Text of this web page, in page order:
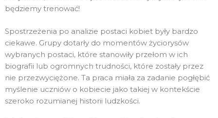
będziemy trenować!
Spostrzeżenia po analizie postaci kobiet były bardzo
ciekawe. Grupy dotarły do momentów życiorysów
wybranych postaci, które stanowiły przełom w ich
biografii lub ogromnych trudności, które zostały przez
nie przezwyciężone. Ta praca miała za zadanie pogłębić
myślenie uczniów o kobiecie jako takiej w kontekście
szeroko rozumianej historii ludzkości.